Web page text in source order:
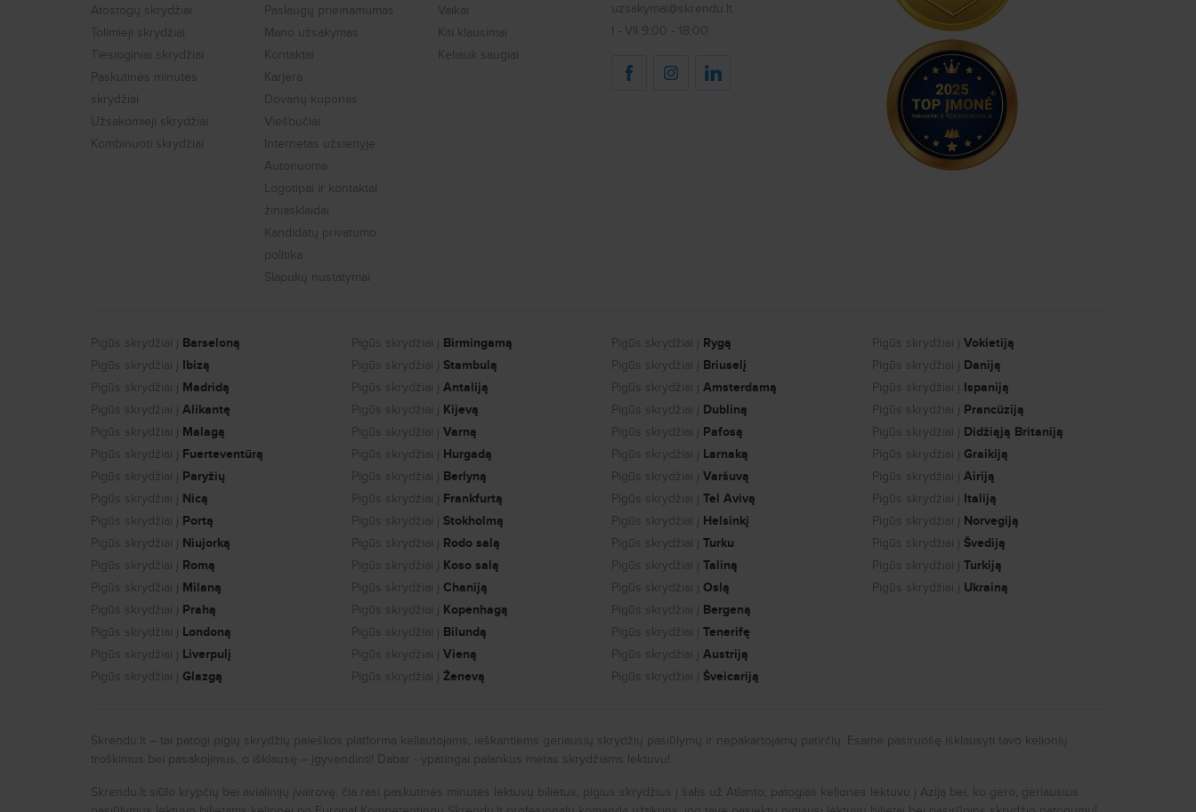
Atostogų skrydžiai
Tolimieji skrydžiai
Tiesioginiai skrydžiai
Paskutinės minutės
skrydžiai
Užsakomieji skrydžiai
Kombinuoti skrydžiai
Paslaugų prieinamumas
Mano užsakymas
Kontaktai
Karjera
Dovanų kuponas
Viešbučiai
Internetas užsienyje
Autonuoma
Logotipai ir kontaktai
žiniasklaidai
Kandidatų privatumo
politika
Slapukų nustatymai
Vaikai
Kiti klausimai
Keliauk saugiai
uzsakymai@skrendu.lt
I - VII 9:00 - 18:00
Pigūs skrydžiai į Barseloną
Pigūs skrydžiai į Ibizą
Pigūs skrydžiai į Madridą
Pigūs skrydžiai į Alikantę
Pigūs skrydžiai į Malagą
Pigūs skrydžiai į Fuerteventūrą
Pigūs skrydžiai į Paryžių
Pigūs skrydžiai į Nicą
Pigūs skrydžiai į Portą
Pigūs skrydžiai į Niujorką
Pigūs skrydžiai į Romą
Pigūs skrydžiai į Milaną
Pigūs skrydžiai į Prahą
Pigūs skrydžiai į Londoną
Pigūs skrydžiai į Liverpulį
Pigūs skrydžiai į Glazgą
Pigūs skrydžiai į Birmingamą
Pigūs skrydžiai į Stambulą
Pigūs skrydžiai į Antaliją
Pigūs skrydžiai į Kijevą
Pigūs skrydžiai į Varną
Pigūs skrydžiai į Hurgadą
Pigūs skrydžiai į Berlyną
Pigūs skrydžiai į Frankfurtą
Pigūs skrydžiai į Stokholmą
Pigūs skrydžiai į Rodo salą
Pigūs skrydžiai į Koso salą
Pigūs skrydžiai į Chaniją
Pigūs skrydžiai į Kopenhagą
Pigūs skrydžiai į Bilundą
Pigūs skrydžiai į Vieną
Pigūs skrydžiai į Ženevą
Pigūs skrydžiai į Rygą
Pigūs skrydžiai į Briuselį
Pigūs skrydžiai į Amsterdamą
Pigūs skrydžiai į Dubliną
Pigūs skrydžiai į Pafosą
Pigūs skrydžiai į Larnaką
Pigūs skrydžiai į Varšuvą
Pigūs skrydžiai į Tel Avivą
Pigūs skrydžiai į Helsinkį
Pigūs skrydžiai į Turku
Pigūs skrydžiai į Taliną
Pigūs skrydžiai į Oslą
Pigūs skrydžiai į Bergeną
Pigūs skrydžiai į Tenerifę
Pigūs skrydžiai į Austriją
Pigūs skrydžiai į Šveicariją
Pigūs skrydžiai į Vokietiją
Pigūs skrydžiai į Daniją
Pigūs skrydžiai į Ispaniją
Pigūs skrydžiai į Prancūziją
Pigūs skrydžiai į Didžiąją Britaniją
Pigūs skrydžiai į Graikiją
Pigūs skrydžiai į Airiją
Pigūs skrydžiai į Italiją
Pigūs skrydžiai į Norvegiją
Pigūs skrydžiai į Švediją
Pigūs skrydžiai į Turkiją
Pigūs skrydžiai į Ukrainą
Skrendu.lt – tai patogi pigių skrydžių paieškos platforma keliautojams, ieškantiems geriausių skrydžių pasiūlymų ir nepakartojamų patirčių. Esame pasiruošę išklausyti tavo kelionių
troškimus bei pasakojimus, o išklausę – įgyvendinti! Dabar - ypatingai palankus metas skrydžiams lėktuvu!
Skrendu.lt siūlo krypčių bei avialinijų įvairovę: čia rasi paskutinės minutės lėktuvų bilietus, pigius skrydžius į šalis už Atlanto, patogias keliones lėktuvu į Aziją bei, ko gero, geriausius